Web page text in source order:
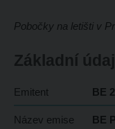
Pobočky na letišti v
Základní
Emitent BE
Název emise BE